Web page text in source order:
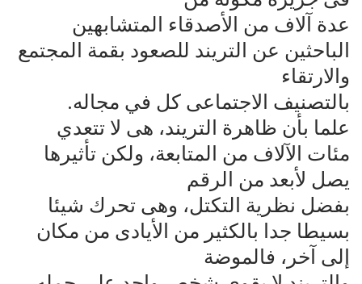
عدة آلاف من الأصدقاء المتشابهين
الباحثين عن التريند للصعود بقمة المجتمع
والارتقاء
بالتصنيف الاجتماعى كل في مجاله.
علما بأن ظاهرة التريند، هى لا تتعدي
مئات الآلاف من المتابعة، ولكن تأثيرها
يصل لأبعد من الرقم‌
بفضل نظرية التكتل، وهى تحرك شيئا
بسيطا جدا بالكثير من الأيادى من مكان
إلى آخر، فالموضة‌